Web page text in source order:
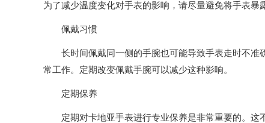
为了减少温度变化对手表的影响，请尽量避免将手表暴
佩戴习惯
长时间佩戴同一侧的手腕也可能导致手表走时不准
常工作。定期改变佩戴手腕可以减少这种影响。
定期保养
定期对卡地亚手表进行专业保养是非常重要的。这